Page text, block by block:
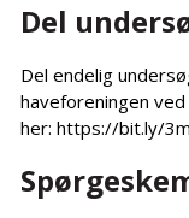
Del
Del endelig
haveforeningen
her: https://bit.ly/